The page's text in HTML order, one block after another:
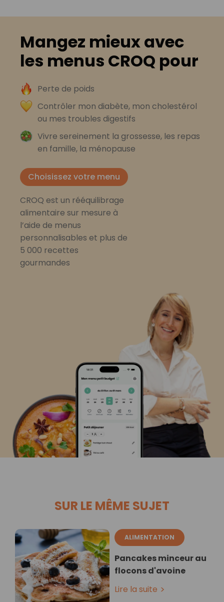
Mangez mieux avec
les menus CROQ pour
Perte de poids
Contrôler mon diabète, mon cholestérol
ou mes troubles digestifs
Vivre sereinement la grossesse, les repas
en famille, la ménopause
Choisissez votre menu
CROQ est un rééquilibrage
alimentaire sur mesure à
l’aide de menus
personnalisables et plus de
5 000 recettes
gourmandes
SUR LE MÊME SUJET
ALIMENTATION
Pancakes minceur au
flocons d'avoine
Lire la suite